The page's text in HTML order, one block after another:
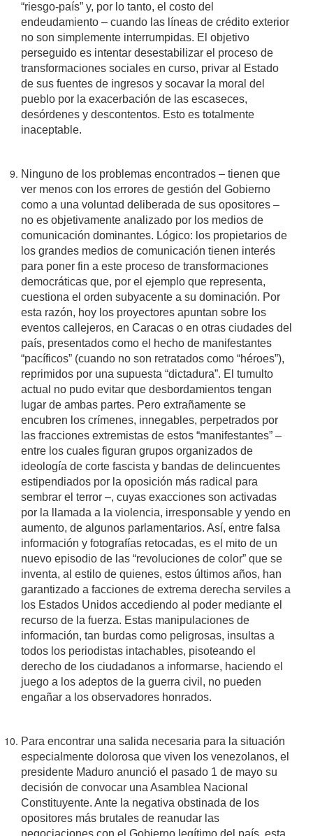
“riesgo-país” y, por lo tanto, el costo del
endeudamiento – cuando las líneas de crédito exterior
no son simplemente interrumpidas. El objetivo
perseguido es intentar desestabilizar el proceso de
transformaciones sociales en curso, privar al Estado
de sus fuentes de ingresos y socavar la moral del
pueblo por la exacerbación de las escaseces,
desórdenes y descontentos. Esto es totalmente
inaceptable.
Ninguno de los problemas encontrados – tienen que
ver menos con los errores de gestión del Gobierno
como a una voluntad deliberada de sus opositores –
no es objetivamente analizado por los medios de
comunicación dominantes. Lógico: los propietarios de
los grandes medios de comunicación tienen interés
para poner fin a este proceso de transformaciones
democráticas que, por el ejemplo que representa,
cuestiona el orden subyacente a su dominación. Por
esta razón, hoy los proyectores apuntan sobre los
eventos callejeros, en Caracas o en otras ciudades del
país, presentados como el hecho de manifestantes
“pacíficos” (cuando no son retratados como “héroes”),
reprimidos por una supuesta “dictadura”. El tumulto
actual no pudo evitar que desbordamientos tengan
lugar de ambas partes. Pero extrañamente se
encubren los crímenes, innegables, perpetrados por
las fracciones extremistas de estos “manifestantes” –
entre los cuales figuran grupos organizados de
ideología de corte fascista y bandas de delincuentes
estipendiados por la oposición más radical para
sembrar el terror –, cuyas exacciones son activadas
por la llamada a la violencia, irresponsable y yendo en
aumento, de algunos parlamentarios. Así, entre falsa
información y fotografías retocadas, es el mito de un
nuevo episodio de las “revoluciones de color” que se
inventa, al estilo de quienes, estos últimos años, han
garantizado a facciones de extrema derecha serviles a
los Estados Unidos accediendo al poder mediante el
recurso de la fuerza. Estas manipulaciones de
información, tan burdas como peligrosas, insultas a
todos los periodistas intachables, pisoteando el
derecho de los ciudadanos a informarse, haciendo el
juego a los adeptos de la guerra civil, no pueden
engañar a los observadores honrados.
Para encontrar una salida necesaria para la situación
especialmente dolorosa que viven los venezolanos, el
presidente Maduro anunció el pasado 1 de mayo su
decisión de convocar una Asamblea Nacional
Constituyente. Ante la negativa obstinada de los
opositores más brutales de reanudar las
negociaciones con el Gobierno legítimo del país, esta